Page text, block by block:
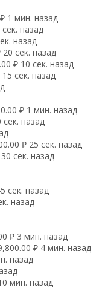
1 мин. назад
назад
назад
сек. назад
₽ 10 сек. назад
сек. назад
₽ 1 мин. назад
назад
₽ 25 сек. назад
сек. назад
сек. назад
назад
₽ 3 мин. назад
₽ 4 мин. назад
назад
мин. назад